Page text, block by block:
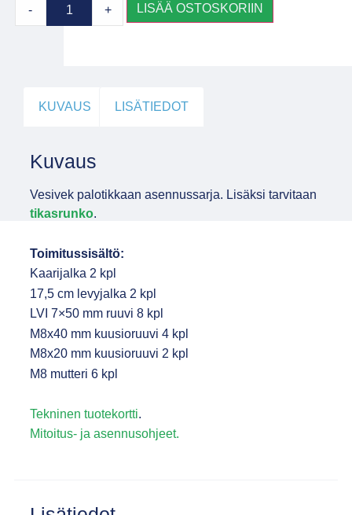
- + LISÄÄ OSTOSKORIIN
KUVAUS LISÄTIEDOT
Kuvaus
Vesivek palotikkaan asennussarja. Lisäksi tarvitaan
tikasrunko.
Toimitussisältö:
Kaarijalka 2 kpl
17,5 cm levyjalka 2 kpl
LVI 7×50 mm ruuvi 8 kpl
M8x40 mm kuusioruuvi 4 kpl
M8x20 mm kuusioruuvi 2 kpl
M8 mutteri 6 kpl
Tekninen tuotekortti.
Mitoitus- ja asennusohjeet.